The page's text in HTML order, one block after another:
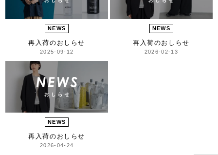
NEWS
再入荷のおしらせ
2025-09-12
NEWS
再入荷のおしらせ
2026-02-13
NEWS
再入荷のおしらせ
2026-04-24